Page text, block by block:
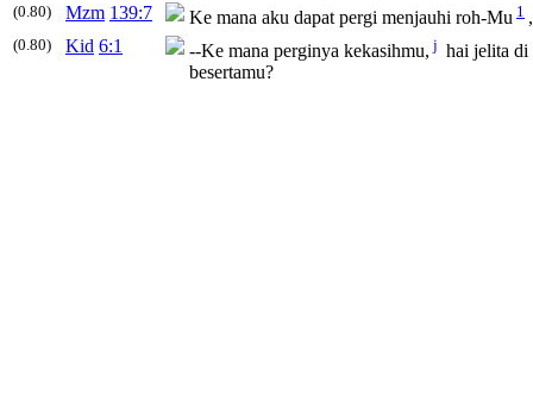
(0.80) Mzm 139:7 Ke mana aku dapat pergi menjauhi roh-Mu 1
(0.80) Kid 6:1 --Ke mana perginya kekasihmu, j hai jelita di
besertamu?